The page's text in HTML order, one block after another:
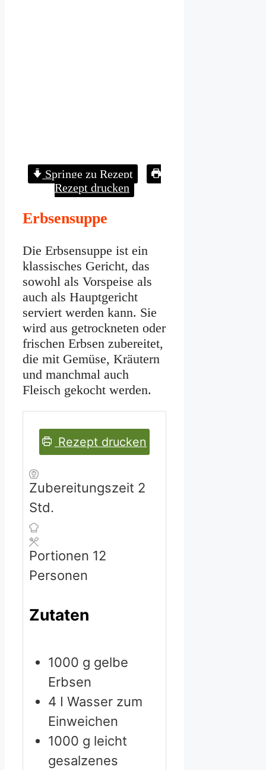
Springe zu Rezept
Rezept drucken
Erbsensuppe
Die Erbsensuppe ist ein
klassisches Gericht, das
sowohl als Vorspeise als
auch als Hauptgericht
serviert werden kann. Sie
wird aus getrockneten oder
frischen Erbsen zubereitet,
die mit Gemüse, Kräutern
und manchmal auch
Fleisch gekocht werden.
Rezept drucken
Zubereitungszeit 2
Std.
Portionen 12
Personen
Zutaten
1000 g gelbe
Erbsen
4 I Wasser zum
Einweichen
1000 g leicht
gesalzenes